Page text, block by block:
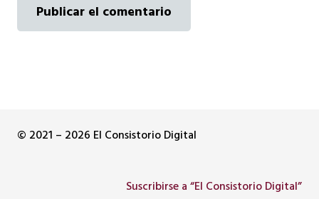
Publicar el comentario
© 2021 – 2026 El Consistorio Digital
Suscribirse a “El Consistorio Digital”